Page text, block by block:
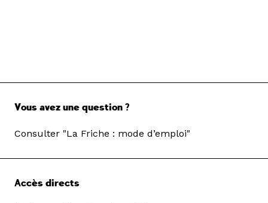
Vous avez une question ?
Consulter "La Friche : mode d’emploi"
Accès directs